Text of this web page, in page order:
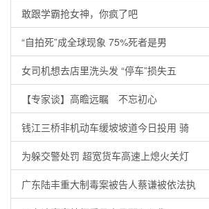
敢跟学霸抢女神，你疯了吧
“自拍死”成全球现象 75%死者是男
女司机想去店里洗头发 “停车”损失五
【专家谈】高瞻远瞩 不忘初心
钱江三桥非机动车缓坡坡道今日投用 骑
为躲交警处罚 超宽货车高速上熄火关灯
广东陆丰重大制毒案被告人蔡谦被依法执